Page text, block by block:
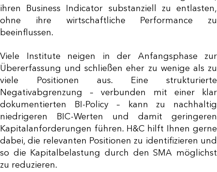
ihren Business Indicator substanziell zu entlasten,
ohne ihre wirtschaftliche Performance zu
beeinflussen.
Viele Institute neigen in der Anfangsphase zur
Übererfassung und schließen eher zu wenige als zu
viele Positionen aus. Eine strukturierte
Negativabgrenzung – verbunden mit einer klar
dokumentierten BI-Policy – kann zu nachhaltig
niedrigeren BIC-Werten und damit geringeren
Kapitalanforderungen führen. H&C hilft Ihnen gerne
dabei, die relevanten Positionen zu identifizieren und
so die Kapitalbelastung durch den SMA möglichst
zu reduzieren.